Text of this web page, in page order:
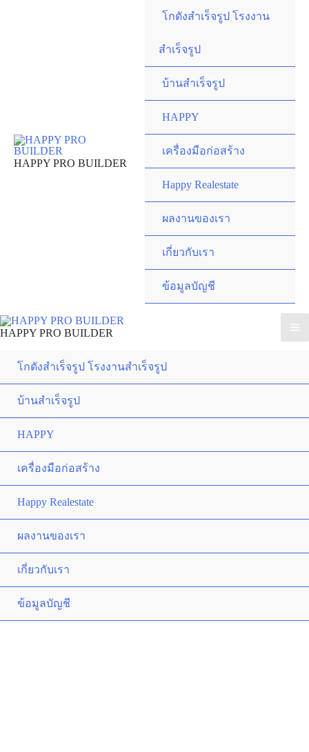
HAPPY PRO BUILDER
โกดังสำเร็จรูป โรงงาน
สำเร็จรูป
บ้านสำเร็จรูป
HAPPY
เครื่องมือก่อสร้าง
Happy Realestate
ผลงานของเรา
เกี่ยวกับเรา
ข้อมูลบัญชี
HAPPY PRO BUILDER
โกดังสำเร็จรูป โรงงานสำเร็จรูป
บ้านสำเร็จรูป
HAPPY
เครื่องมือก่อสร้าง
Happy Realestate
ผลงานของเรา
เกี่ยวกับเรา
ข้อมูลบัญชี